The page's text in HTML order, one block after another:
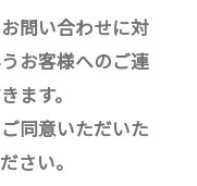
問い合わせに対
お客様へのご連
ます。
同意いただいた
さい。